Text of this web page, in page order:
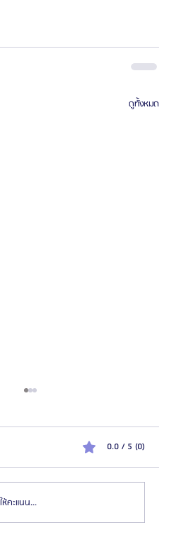
ดูทั้งหมด
0.0 / 5 (0)
คะแนน...